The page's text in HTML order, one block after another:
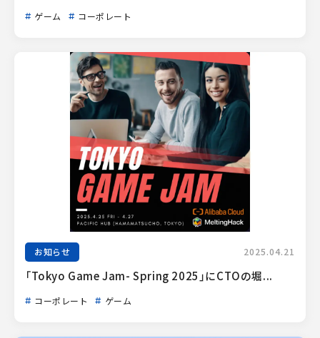
ゲーム コーポレート
お知らせ 2025.04.21
「Tokyo Game Jam- Spring 2025」にCTOの堀...
コーポレート ゲーム